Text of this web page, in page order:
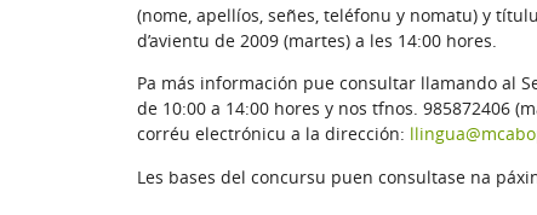
(nome, apellíos, señes, teléfonu y nomatu) y
d’avientu de 2009 (martes) a les 14:00 hores.
Pa más información pue consultar llamando al
de 10:00 a 14:00 hores y nos tfnos. 985872406
corréu electrónicu a la dirección:
Les bases del concursu puen consultase na